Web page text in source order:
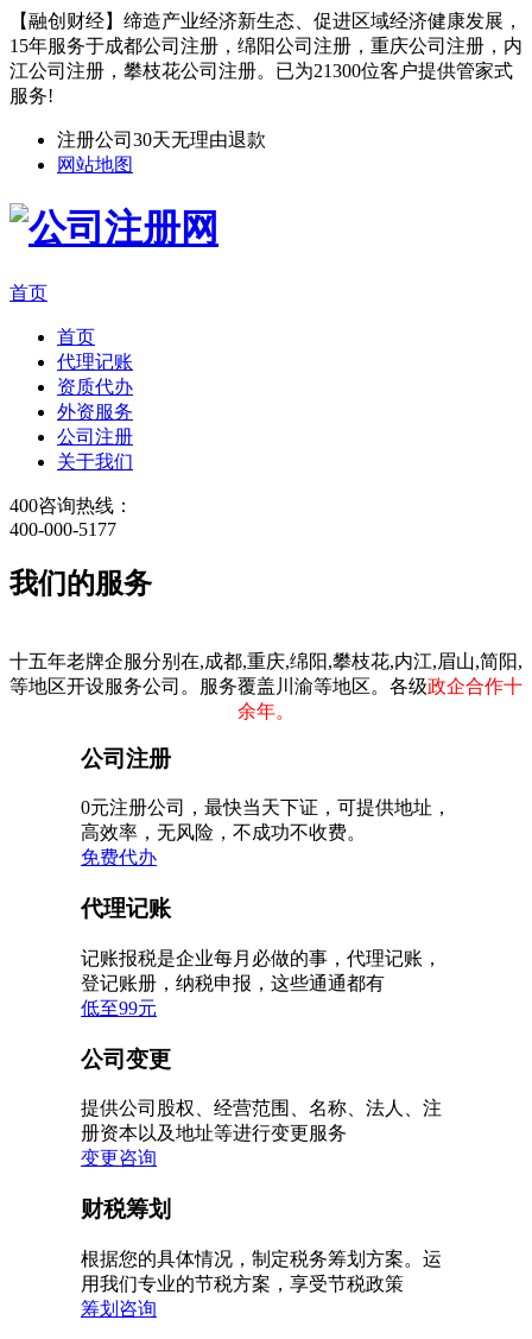
【融创财经】缔造产业经济新生态、促进区域经济健康发展，
15年服务于成都公司注册，绵阳公司注册，重庆公司注册，内
江公司注册，攀枝花公司注册。已为21300位客户提供管家式
服务!
注册公司30天无理由退款
网站地图
首页
首页
代理记账
资质代办
外资服务
公司注册
关于我们
400咨询热线：
400-000-5177
我们的服务
十五年老牌企服分别在,成都,重庆,绵阳,攀枝花,内江,眉山,简阳,
等地区开设服务公司。服务覆盖川渝等地区。各级政企合作十
余年。
公司注册
0元注册公司，最快当天下证，可提供地址，
高效率，无风险，不成功不收费。
免费代办
代理记账
记账报税是企业每月必做的事，代理记账，
登记账册，纳税申报，这些通通都有
低至99元
公司变更
提供公司股权、经营范围、名称、法人、注
册资本以及地址等进行变更服务
变更咨询
财税筹划
根据您的具体情况，制定税务筹划方案。运
用我们专业的节税方案，享受节税政策
筹划咨询